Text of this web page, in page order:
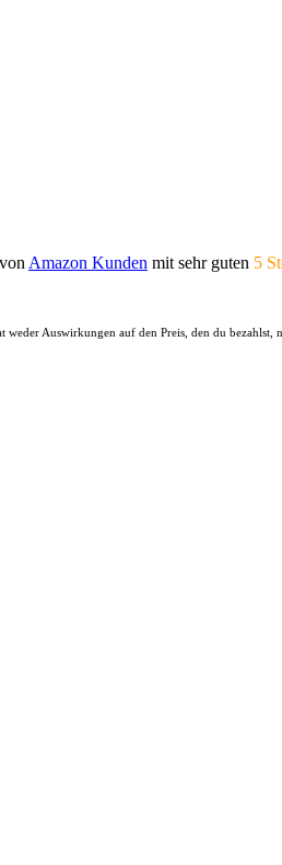
Amazon Kunden mit sehr guten 5
Auswirkungen auf den Preis, den du